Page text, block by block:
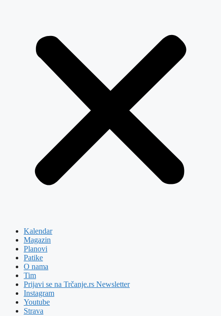
Kalendar
Magazin
Planovi
Patike
O nama
Tim
Prijavi se na Trčanje.rs Newsletter
Instagram
Youtube
Strava